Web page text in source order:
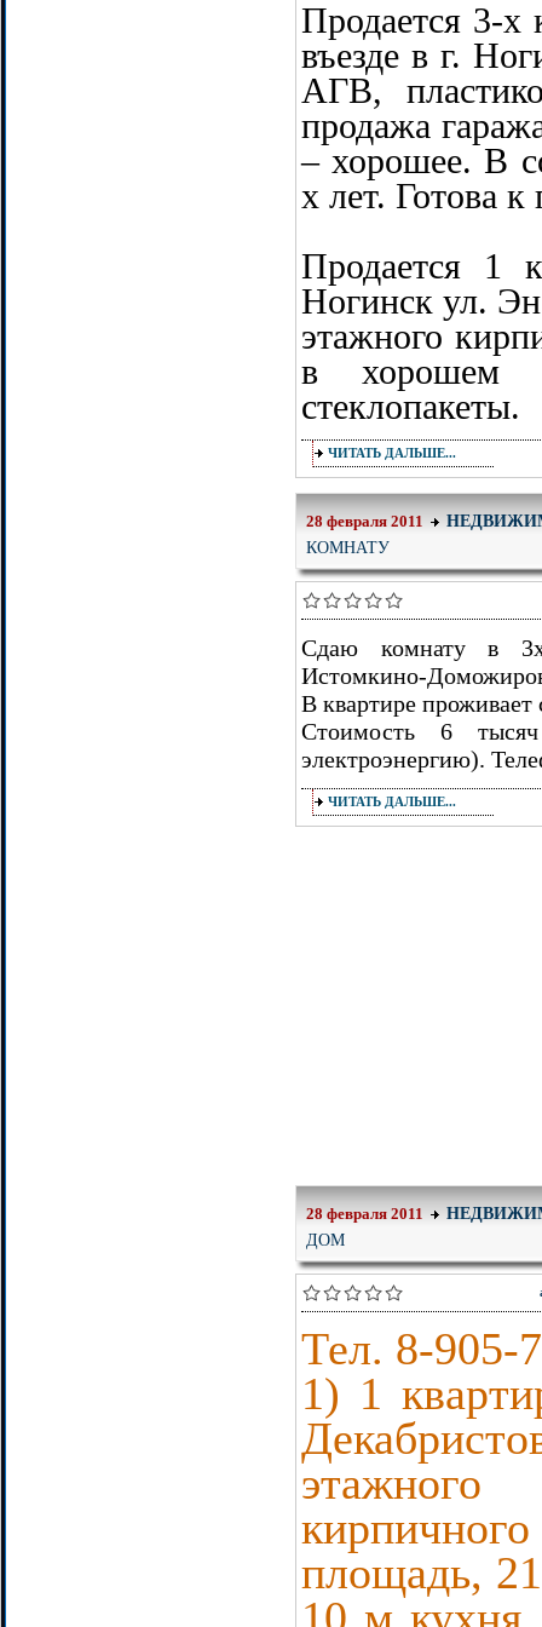
Продается 3-х
въезде в г.
АГВ,
продажа
– хорошее. В
х лет. Готова к
Продается 1
Ногинск ул.
этажного
в хорошем
стеклопакеты.
ЧИТАТЬ ДАЛЬШЕ...
28 февраля 2011
КОМНАТУ
Сдаю комнату в 3х
Истомкино-
В квартире проживает
Стоимость 6
электроэнергию).
ЧИТАТЬ ДАЛЬШЕ...
28 февраля 2011
ДОМ
Тел. 8-905-
1) 1
площадь,